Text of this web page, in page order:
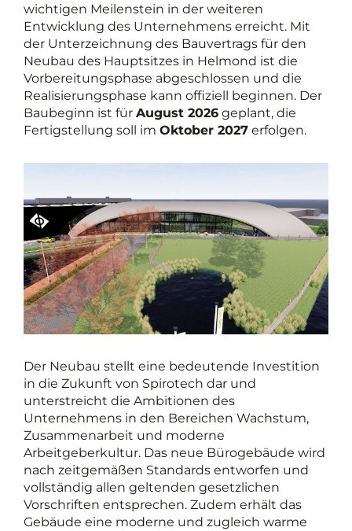
wichtigen Meilenstein in der weiteren
Entwicklung des Unternehmens erreicht. Mit
der Unterzeichnung des Bauvertrags für den
Neubau des Hauptsitzes in Helmond ist die
Vorbereitungsphase abgeschlossen und die
Realisierungsphase kann offiziell beginnen. Der
Baubeginn ist für August 2026 geplant, die
Fertigstellung soll im Oktober 2027 erfolgen.
Der Neubau stellt eine bedeutende Investition
in die Zukunft von Spirotech dar und
unterstreicht die Ambitionen des
Unternehmens in den Bereichen Wachstum,
Zusammenarbeit und moderne
Arbeitgeberkultur. Das neue Bürogebäude wird
nach zeitgemäßen Standards entworfen und
vollständig allen geltenden gesetzlichen
Vorschriften entsprechen. Zudem erhält das
Gebäude eine moderne und zugleich warme